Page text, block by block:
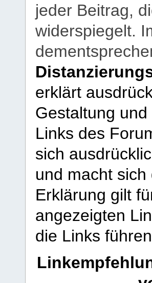
jeder Beitrag,
widerspiegelt.
erklärt
Gestaltung
Links des
sich
und macht
Erklärung gilt
angezeigten
die Links